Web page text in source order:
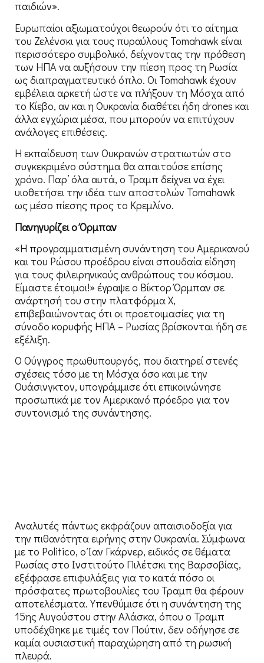
παιδιών».
Ευρωπαίοι αξιωματούχοι θεωρούν ότι το αίτημα
του Ζελένσκι για τους πυραύλους Tomahawk είναι
περισσότερο συμβολικό, δείχνοντας την πρόθεση
των ΗΠΑ να αυξήσουν την πίεση προς τη Ρωσία
ως διαπραγματευτικό όπλο. Οι Tomahawk έχουν
εμβέλεια αρκετή ώστε να πλήξουν τη Μόσχα από
το Κίεβο, αν και η Ουκρανία διαθέτει ήδη drones και
άλλα εγχώρια μέσα, που μπορούν να επιτύχουν
ανάλογες επιθέσεις.
Η εκπαίδευση των Ουκρανών στρατιωτών στο
συγκεκριμένο σύστημα θα απαιτούσε επίσης
χρόνο. Παρ’ όλα αυτά, ο Τραμπ δείχνει να έχει
υιοθετήσει την ιδέα των αποστολών Tomahawk
ως μέσο πίεσης προς το Κρεμλίνο.
Πανηγυρίζει ο Όρμπαν
«Η προγραμματισμένη συνάντηση του Αμερικανού
και του Ρώσου προέδρου είναι σπουδαία είδηση
για τους φιλειρηνικούς ανθρώπους του κόσμου.
Είμαστε έτοιμοι!» έγραψε ο Βίκτορ Όρμπαν σε
ανάρτησή του στην πλατφόρμα X,
επιβεβαιώνοντας ότι οι προετοιμασίες για τη
σύνοδο κορυφής ΗΠΑ – Ρωσίας βρίσκονται ήδη σε
εξέλιξη.
Ο Ούγγρος πρωθυπουργός, που διατηρεί στενές
σχέσεις τόσο με τη Μόσχα όσο και με την
Ουάσινγκτον, υπογράμμισε ότι επικοινώνησε
προσωπικά με τον Αμερικανό πρόεδρο για τον
συντονισμό της συνάντησης.
Αναλυτές πάντως εκφράζουν απαισιοδοξία για
την πιθανότητα ειρήνης στην Ουκρανία. Σύμφωνα
με το Politico, ο Ίαν Γκάρνερ, ειδικός σε θέματα
Ρωσίας στο Ινστιτούτο Πιλέτσκι της Βαρσοβίας,
εξέφρασε επιφυλάξεις για το κατά πόσο οι
πρόσφατες πρωτοβουλίες του Τραμπ θα φέρουν
αποτελέσματα. Υπενθύμισε ότι η συνάντηση της
15ης Αυγούστου στην Αλάσκα, όπου ο Τραμπ
υποδέχθηκε με τιμές τον Πούτιν, δεν οδήγησε σε
καμία ουσιαστική παραχώρηση από τη ρωσική
πλευρά.